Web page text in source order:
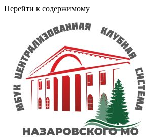
Перейти к содержимому